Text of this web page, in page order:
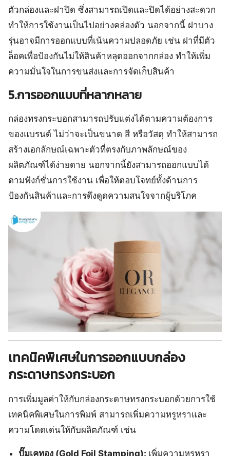
ตัวกล่องและฝาปิด ซึ่งสามารถเปิดและปิดได้อย่างสะดวก
ทำให้การใช้งานเป็นไปอย่างคล่องตัว นอกจากนี้ ฝาบาง
รุ่นอาจมีการออกแบบที่เน้นความปลอดภัย เช่น ฝาที่มีตัว
ล็อคเพื่อป้องกันไม่ให้สินค้าหลุดออกจากกล่อง ทำให้เพิ่ม
ความมั่นใจในการขนส่งและการจัดเก็บสินค้า
5.การออกแบบที่หลากหลาย
กล่องทรงกระบอกสามารถปรับแต่งได้ตามความต้องการ
ของแบรนด์ ไม่ว่าจะเป็นขนาด สี หรือวัสดุ ทำให้สามารถ
สร้างเอกลักษณ์เฉพาะตัวที่ตรงกับภาพลักษณ์ของ
ผลิตภัณฑ์ได้ง่ายดาย นอกจากนี้ยังสามารถออกแบบได้
ตามฟังก์ชั่นการใช้งาน เพื่อให้ตอบโจทย์ทั้งด้านการ
ป้องกันสินค้าและการดึงดูดความสนใจจากผู้บริโภค
เทคนิคพิเศษในการออกแบบกล่อง
กระดาษทรงกระบอก
การเพิ่มมูลค่าให้กับกล่องกระดาษทรงกระบอกด้วยการใช้
เทคนิคพิเศษในการพิมพ์ สามารถเพิ่มความหรูหราและ
ความโดดเด่นให้กับผลิตภัณฑ์ เช่น
ปั๊มเคทอง (Gold Foil Stamping): เพิ่มความหรูหรา